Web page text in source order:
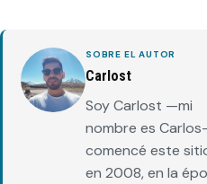
SOBRE EL AUTOR
Carlost
Soy Carlost —mi
nombre es
comencé este
en 2008, en la